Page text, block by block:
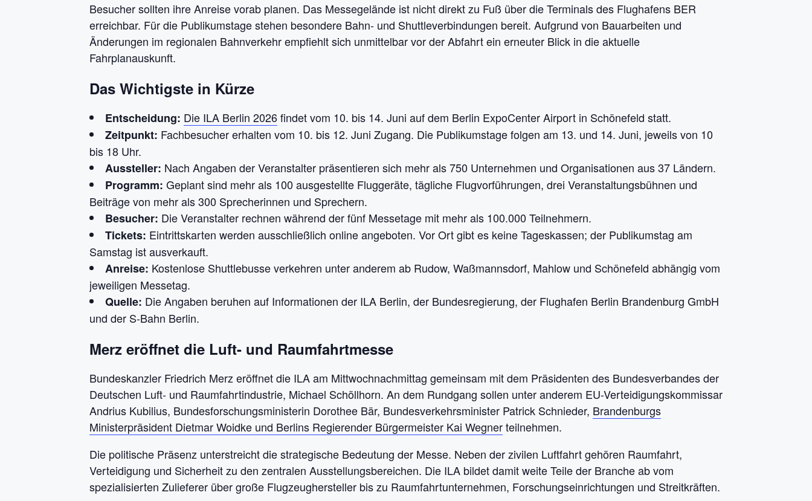
Besucher sollten ihre Anreise vorab planen. Das Messegelände ist nicht direkt zu Fuß über die Terminals des Flughafens BER
erreichbar. Für die Publikumstage stehen besondere Bahn- und Shuttleverbindungen bereit. Aufgrund von Bauarbeiten und
Änderungen im regionalen Bahnverkehr empfiehlt sich unmittelbar vor der Abfahrt ein erneuter Blick in die aktuelle
Fahrplanauskunft.
Das Wichtigste in Kürze
Entscheidung: Die ILA Berlin 2026findet vom 10. bis 14. Juni auf dem Berlin ExpoCenter Airport in Schönefeld statt.
Zeitpunkt: Fachbesucher erhalten vom 10. bis 12. Juni Zugang. Die Publikumstage folgen am 13. und 14. Juni, jeweils von 10
bis 18 Uhr.
Aussteller: Nach Angaben der Veranstalter präsentieren sich mehr als 750 Unternehmen und Organisationen aus 37 Ländern.
Programm: Geplant sind mehr als 100 ausgestellte Fluggeräte, tägliche Flugvorführungen, drei Veranstaltungsbühnen und
Beiträge von mehr als 300 Sprecherinnen und Sprechern.
Besucher: Die Veranstalter rechnen während der fünf Messetage mit mehr als 100.000 Teilnehmern.
Tickets: Eintrittskarten werden ausschließlich online angeboten. Vor Ort gibt es keine Tageskassen; der Publikumstag am
Samstag ist ausverkauft.
Anreise: Kostenlose Shuttlebusse verkehren unter anderem ab Rudow, Waßmannsdorf, Mahlow und Schönefeld abhängig vom
jeweiligen Messetag.
Quelle: Die Angaben beruhen auf Informationen der ILA Berlin, der Bundesregierung, der Flughafen Berlin Brandenburg GmbH
und der S-Bahn Berlin.
Merz eröffnet die Luft- und Raumfahrtmesse
Bundeskanzler Friedrich Merz eröffnet die ILA am Mittwochnachmittag gemeinsam mit dem Präsidenten des Bundesverbandes der
Deutschen Luft- und Raumfahrtindustrie, Michael Schöllhorn. An dem Rundgang sollen unter anderem EU-Verteidigungskommissar
Andrius Kubilius, Bundesforschungsministerin Dorothee Bär, Bundesverkehrsminister Patrick Schnieder, Brandenburgs
Ministerpräsident Dietmar Woidke und Berlins Regierender Bürgermeister Kai Wegnerteilnehmen.
Die politische Präsenz unterstreicht die strategische Bedeutung der Messe. Neben der zivilen Luftfahrt gehören Raumfahrt,
Verteidigung und Sicherheit zu den zentralen Ausstellungsbereichen. Die ILA bildet damit weite Teile der Branche ab vom
spezialisierten Zulieferer über große Flugzeughersteller bis zu Raumfahrtunternehmen, Forschungseinrichtungen und Streitkräften.